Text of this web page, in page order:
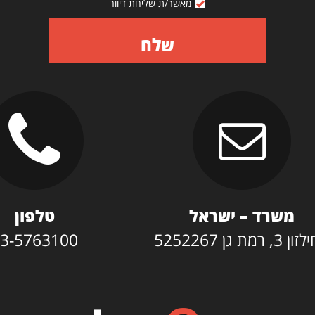
מאשר/ת שליחת דיוור
שלח
משרד – ישראל
גן 5252267
טלפון
5763100